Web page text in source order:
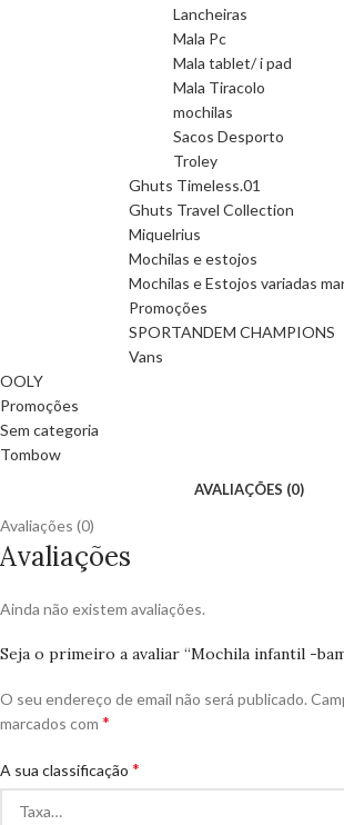
Lancheiras
Mala Pc
Mala tablet/ i pad
Mala Tiracolo
mochilas
Sacos Desporto
Troley
Ghuts Timeless.01
Ghuts Travel Collection
Miquelrius
Mochilas e estojos
Mochilas e Estojos variadas
Promoções
SPORTANDEM CHAMPIONS
Vans
OOLY
Promoções
Sem categoria
Tombow
AVALIAÇÕES (0)
Avaliações (0)
Avaliações
Ainda não existem avaliações.
Seja o primeiro a avaliar “Mochila infantil -
O seu endereço de email não será publicado.
marcados com *
A sua classificação *